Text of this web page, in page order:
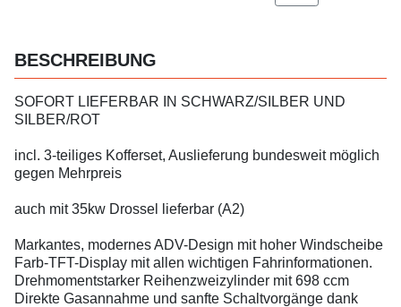
BESCHREIBUNG
SOFORT LIEFERBAR IN SCHWARZ/SILBER UND
SILBER/ROT
incl. 3-teiliges Kofferset, Auslieferung bundesweit möglich
gegen Mehrpreis
auch mit 35kw Drossel lieferbar (A2)
Markantes, modernes ADV-Design mit hoher Windscheibe
Farb-TFT-Display mit allen wichtigen Fahrinformationen.
Drehmomentstarker Reihenzweizylinder mit 698 ccm
Direkte Gasannahme und sanfte Schaltvorgänge dank